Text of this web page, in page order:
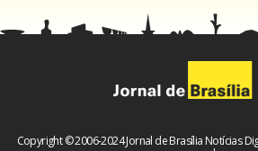
Copyright © 2006-2024 Jornal de Brasília Notícias